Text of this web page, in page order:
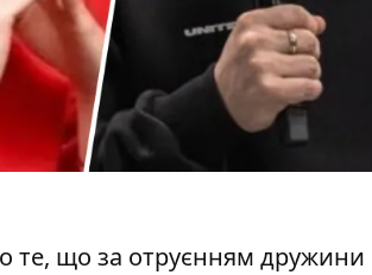
те, що за отруєнням дружини